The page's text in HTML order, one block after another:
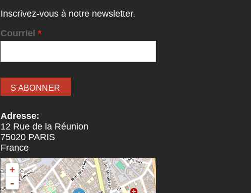
Inscrivez-vous à notre newsletter.
Courriel *
Adresse:
12 Rue de la Réunion
75020 PARIS
France
+
-